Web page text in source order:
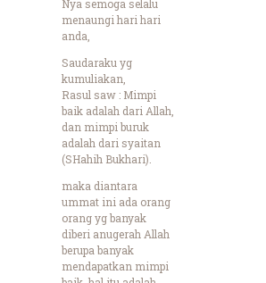
Nya semoga selalu
menaungi hari hari
anda,
Saudaraku yg
kumuliakan,
Rasul saw : Mimpi
baik adalah dari Allah,
dan mimpi buruk
adalah dari syaitan
(SHahih Bukhari).
maka diantara
ummat ini ada orang
orang yg banyak
diberi anugerah Allah
berupa banyak
mendapatkan mimpi